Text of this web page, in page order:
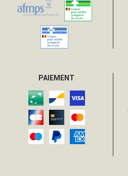
PAIEMENT